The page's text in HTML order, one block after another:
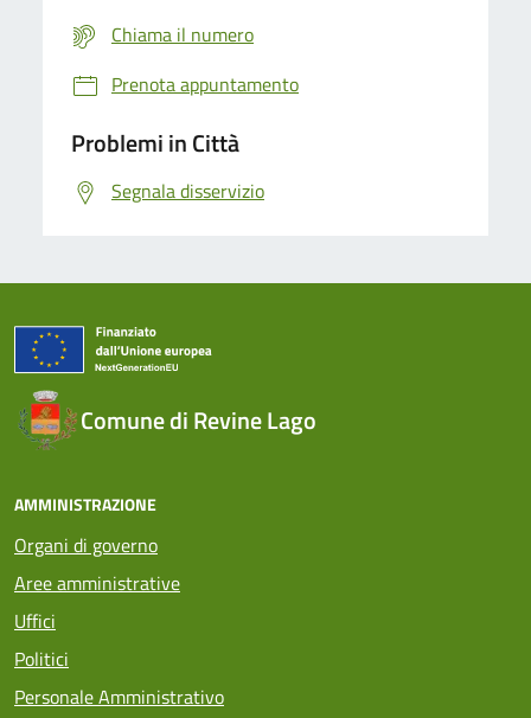
Chiama il numero
Prenota appuntamento
Problemi in Città
Segnala disservizio
Comune di Revine Lago
AMMINISTRAZIONE
Organi di governo
Aree amministrative
Uffici
Politici
Personale Amministrativo